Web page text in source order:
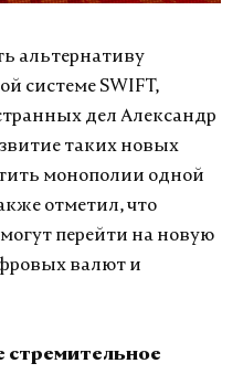
альтернативу
системе SWIFT,
дел Александр
таких новых
монополии одной
отметил, что
перейти на новую
валют и
стремительное